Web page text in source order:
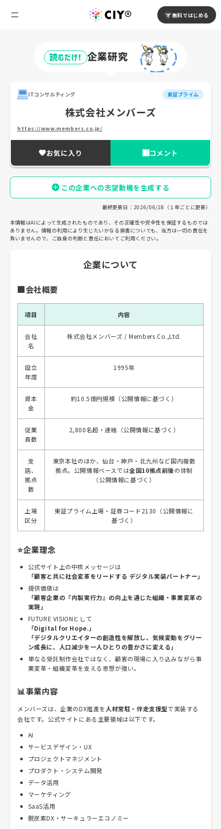
無料ではじめる
読むだけ! 企業研究
ITコンサルティング 東証プライム
株式会社メンバーズ
https://www.members.co.jp/
お気に入り コメント
この企業への志望動機を生成する
最終更新日：2026/06/18（１年ごとに更新）
本情報はAIによって生成されたものであり、その正確性や完全性を保証するものでは
ありません。情報の利用により生じたいかなる損害についても、当方は一切の責任を
負いませんので、ご自身の判断と責任においてご利用ください。
企業について
🏢会社概要
項目 内容
会社
名
株式会社メンバーズ / Members Co.,Ltd.
設立
年度
1995年
資本
金
約10.5億円規模（公開情報に基づく）
従業
員数
2,800名超・連結（公開情報に基づく）
支
店、
拠点
数
東京本社のほか、仙台・神戸・北九州など国内複数
拠点。公開情報ベースでは全国10拠点前後の体制
（公開情報に基づく）
上場
区分
東証プライム上場・証券コード2130（公開情報に
基づく）
⭐企業理念
公式サイト上の中核メッセージは
「顧客と共に社会変革をリードする デジタル実装パートナー」
提供価値は
「顧客企業の『内製実行力』の向上を通じた組織・事業変革の
実現」
FUTURE VISIONとして
「Digital for Hope.」
「デジタルクリエイターの創造性を解放し、気候変動をグリー
ン成長に、人口減少を一人ひとりの豊かさに変える」
単なる受託制作会社ではなく、顧客の現場に入り込みながら事
業変革・組織変革を支える思想が強い。
📊事業内容
メンバーズは、企業のDX推進を 人材常駐・伴走支援型で実装する
会社です。公式サイトにある主要領域は以下です。
AI
サービスデザイン・UX
プロジェクトマネジメント
プロダクト・システム開発
データ活用
マーケティング
SaaS活用
脱炭素DX・サーキュラーエコノミー